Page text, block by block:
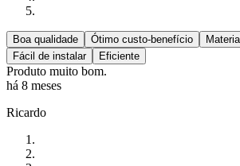
Boa qualidade Ótimo custo-benefício
Fácil de instalar
Eficiente
Produto muito bom.
há 8 meses
Ricardo